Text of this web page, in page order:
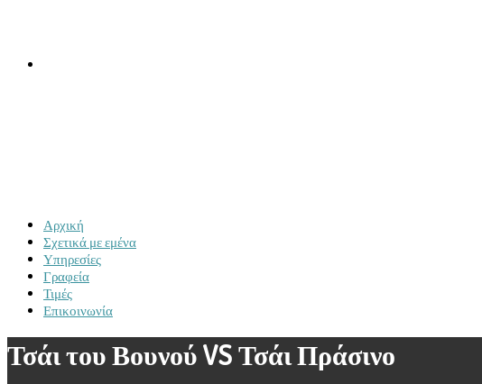
Αρχική
Σχετικά με εμένα
Υπηρεσίες
Γραφεία
Τιμές
Επικοινωνία
Τσάι του Βουνού VS Τσάι Πράσινο